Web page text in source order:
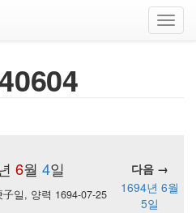
6월 4일
다음 →
일, 양력 1694-07-25
1694년 6월
5일